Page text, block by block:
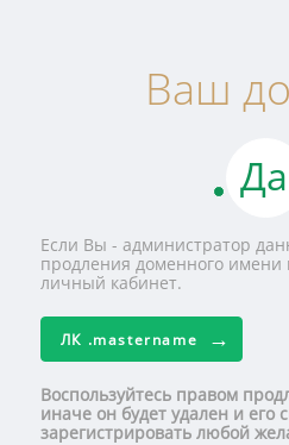
Ваш
Если Вы - администратор
продления доменного имени
личный кабинет.
ЛК .mastername
Воспользуйтесь правом
иначе он будет удален и его
зарегистрировать любой